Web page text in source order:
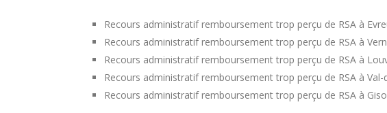
Recours administratif remboursement trop perçu de RSA à
Recours administratif remboursement trop perçu de RSA à
Recours administratif remboursement trop perçu de RSA à
Recours administratif remboursement trop perçu de RSA à Val-
Recours administratif remboursement trop perçu de RSA à